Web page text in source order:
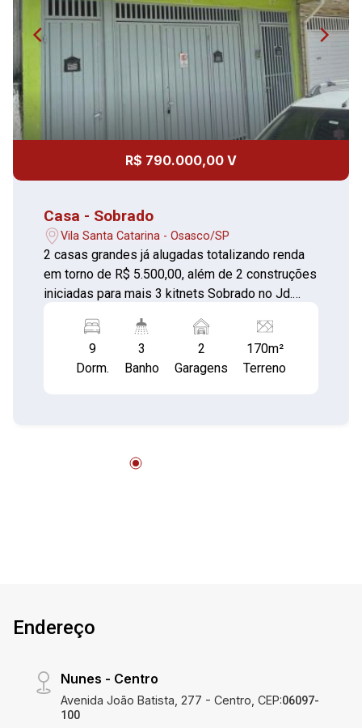
R$ 790.000,00 V
Casa - Sobrado
Vila Santa Catarina - Osasco/SP
2 casas grandes já alugadas totalizando renda
em torno de R$ 5.500,00, além de 2 construções
iniciadas para mais 3 kitnets Sobrado no Jd.
cozinha, banheiro, e quintal grande com
churrasqueira e 01 vaga de garagem. Casa 02:
03 dormitórios, sala, cozinha, banheiro e 01 vaga
m² com aproximadamente 225,00 m² de área
9
Dorm.
3
Banho
2
Garagens
170m²
Terreno
Endereço
Nunes - Centro
Avenida João Batista, 277 - Centro, CEP:06097-
100